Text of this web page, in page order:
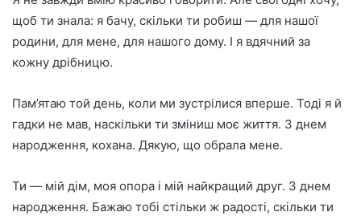
щоб ти знала: я бачу, скільки ти робиш — для нашої
родини, для мене, для нашого дому. І я вдячний за
кожну дрібницю.
Пам’ятаю той день, коли ми зустрілися вперше. Тоді я й
гадки не мав, наскільки ти зміниш моє життя. З днем
народження, кохана. Дякую, що обрала мене.
Ти — мій дім, моя опора і мій найкращий друг. З днем
народження. Бажаю тобі стільки ж радості, скільки ти